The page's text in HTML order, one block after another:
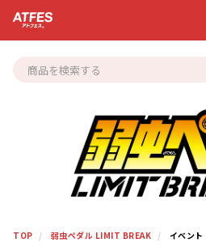
TOP 弱虫ペダル LIMIT BREAK イベント